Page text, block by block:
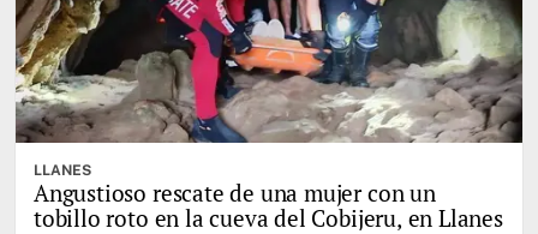
LLANES
Angustioso rescate de una mujer con un
tobillo roto en la cueva del Cobijeru, en Llanes